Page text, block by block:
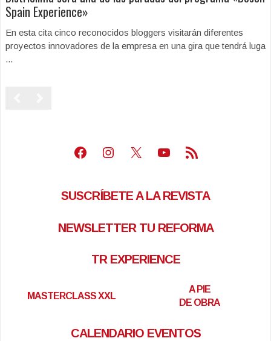
Spain Experience»
En esta cita cinco reconocidos bloggers visitarán diferentes
proyectos innovadores de la empresa en una gira que tendrá luga
...
Facebook
Instagram
X Youtube
Feed RSS
SUSCRÍBETE A LA REVISTA
NEWSLETTER TU REFORMA
TR EXPERIENCE
MASTERCLASS XXL
A PIE
DE OBRA
CALENDARIO EVENTOS